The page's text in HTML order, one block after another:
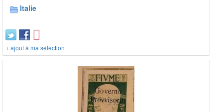
Italie
+ ajout à ma sélection